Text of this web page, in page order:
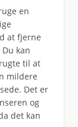
en
at fjerne
kan
til at
mildere
Det er
og
det kan